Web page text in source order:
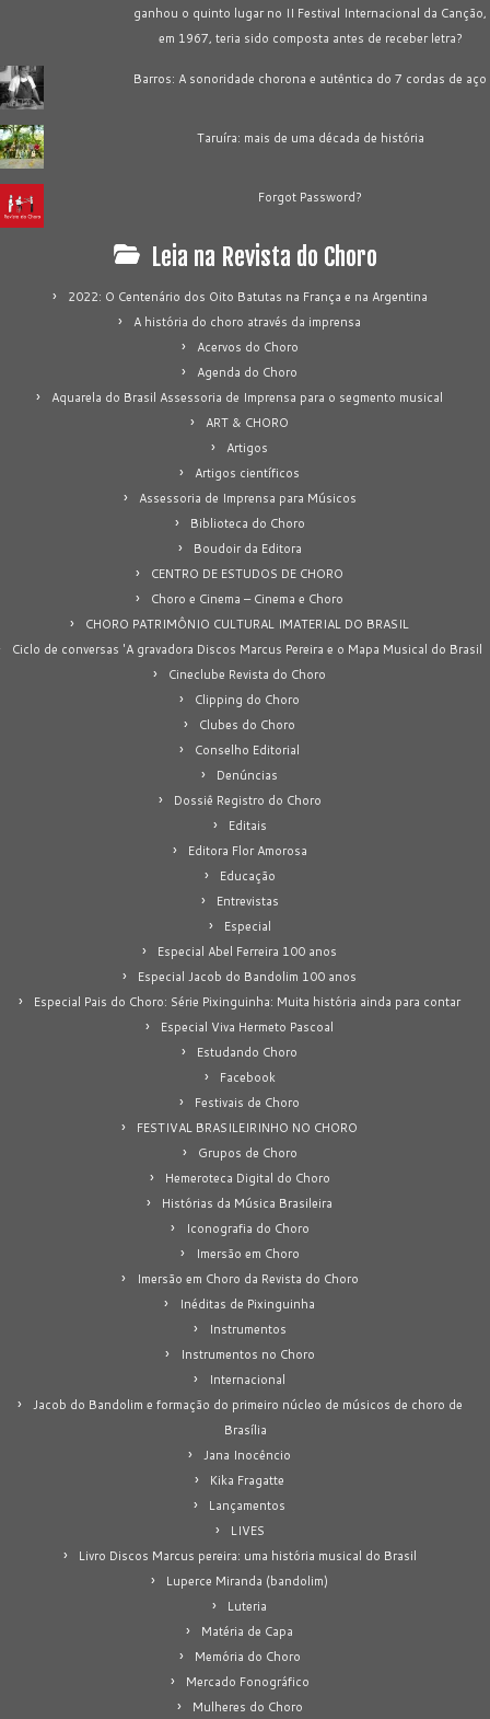
ganhou o quinto lugar no II Festival Internacional da Canção,
em 1967, teria sido composta antes de receber letra?
Barros: A sonoridade chorona e autêntica do 7 cordas de aço
Taruíra: mais de uma década de história
Forgot Password?
Leia na Revista do Choro
2022: O Centenário dos Oito Batutas na França e na Argentina
A história do choro através da imprensa
Acervos do Choro
Agenda do Choro
Aquarela do Brasil Assessoria de Imprensa para o segmento musical
ART & CHORO
Artigos
Artigos científicos
Assessoria de Imprensa para Músicos
Biblioteca do Choro
Boudoir da Editora
CENTRO DE ESTUDOS DE CHORO
Choro e Cinema – Cinema e Choro
CHORO PATRIMÔNIO CULTURAL IMATERIAL DO BRASIL
Ciclo de conversas 'A gravadora Discos Marcus Pereira e o Mapa Musical do Brasil
Cineclube Revista do Choro
Clipping do Choro
Clubes do Choro
Conselho Editorial
Denúncias
Dossiê Registro do Choro
Editais
Editora Flor Amorosa
Educação
Entrevistas
Especial
Especial Abel Ferreira 100 anos
Especial Jacob do Bandolim 100 anos
Especial Pais do Choro: Série Pixinguinha: Muita história ainda para contar
Especial Viva Hermeto Pascoal
Estudando Choro
Facebook
Festivais de Choro
FESTIVAL BRASILEIRINHO NO CHORO
Grupos de Choro
Hemeroteca Digital do Choro
Histórias da Música Brasileira
Iconografia do Choro
Imersão em Choro
Imersão em Choro da Revista do Choro
Inéditas de Pixinguinha
Instrumentos
Instrumentos no Choro
Internacional
Jacob do Bandolim e formação do primeiro núcleo de músicos de choro de
Brasília
Jana Inocêncio
Kika Fragatte
Lançamentos
LIVES
Livro Discos Marcus pereira: uma história musical do Brasil
Luperce Miranda (bandolim)
Luteria
Matéria de Capa
Memória do Choro
Mercado Fonográfico
Mulheres do Choro